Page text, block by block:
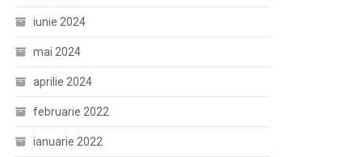
iunie 2024
mai 2024
aprilie 2024
februarie 2022
ianuarie 2022